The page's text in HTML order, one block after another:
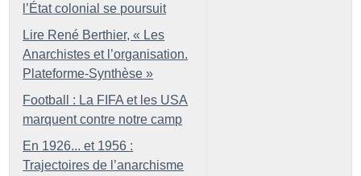
l’État colonial se poursuit
Lire René Berthier, « Les
Anarchistes et l’organisation.
Plateforme-Synthèse »
Football : La FIFA et les USA
marquent contre notre camp
En 1926... et 1956 :
Trajectoires de l’anarchisme